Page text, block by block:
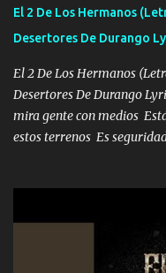
El 2 De Los Hermanos
Desertores De Durango
El 2 De Los Hermanos
Desertores De Durango
mira gente con medios
estos terrenos Es
ni tampoco las mujeres
que estar alegres doy las
Música Si es que salta